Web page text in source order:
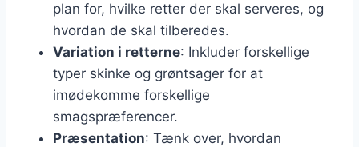
plan for, hvilke retter der skal serveres, og
hvordan de skal tilberedes.
Variation i retterne: Inkluder forskellige
typer skinke og grøntsager for at
imødekomme forskellige
smagspræferencer.
Præsentation: Tænk over, hvordan